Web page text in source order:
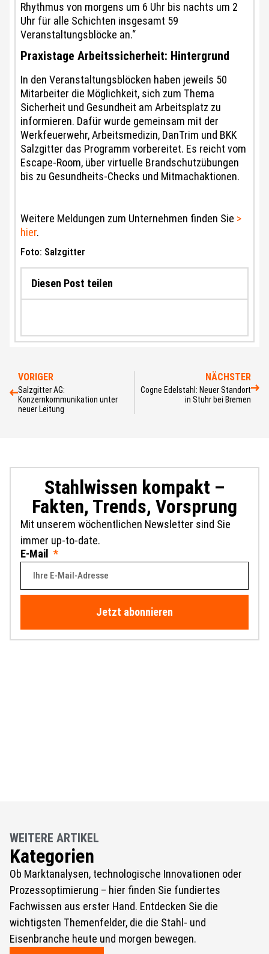
Rhythmus von morgens um 6 Uhr bis nachts um 2
Uhr für alle Schichten insgesamt 59
Veranstaltungsblöcke an.“
Praxistage Arbeitssicherheit: Hintergrund
In den Veranstaltungsblöcken haben jeweils 50
Mitarbeiter die Möglichkeit, sich zum Thema
Sicherheit und Gesundheit am Arbeitsplatz zu
informieren. Dafür wurde gemeinsam mit der
Werkfeuerwehr, Arbeitsmedizin, DanTrim und BKK
Salzgitter das Programm vorbereitet. Es reicht vom
Escape-Room, über virtuelle Brandschutzübungen
bis zu Gesundheits-Checks und Mitmachaktionen.
Weitere Meldungen zum Unternehmen finden Sie >
hier.
Foto: Salzgitter
Diesen Post teilen
VORIGER
Salzgitter AG:
Konzernkommunikation unter
neuer Leitung
NÄCHSTER
Cogne Edelstahl: Neuer Standort
in Stuhr bei Bremen
Stahlwissen kompakt –
Fakten, Trends, Vorsprung
Mit unserem wöchentlichen Newsletter sind Sie
immer up-to-date.
E-Mail
Jetzt abonnieren
WEITERE ARTIKEL
Kategorien
Ob Marktanalysen, technologische Innovationen oder
Prozessoptimierung – hier finden Sie fundiertes
Fachwissen aus erster Hand. Entdecken Sie die
wichtigsten Themenfelder, die die Stahl- und
Eisenbranche heute und morgen bewegen.